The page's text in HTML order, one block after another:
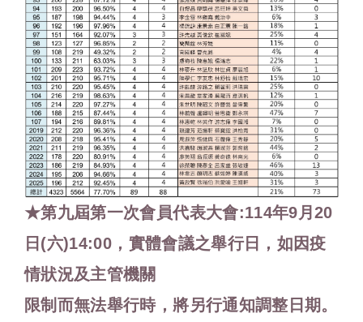
★第九屆第一次會員代表大會:114年9月20
日(六)14:00，實體會議之舉行日，如因疫
情狀況及主管機關
限制而無法舉行時，將另行通知調整日期。